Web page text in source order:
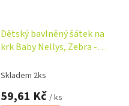
Dětský bavlněný šátek na
krk Baby Nellys, Zebra -
Skladem 2ks
59,61 Kč / ks